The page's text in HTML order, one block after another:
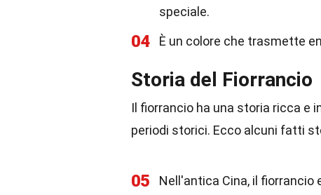
speciale.
04 È un colore che trasmette
Storia del Fiorrancio
Il fiorrancio ha una storia ricca e
periodi storici. Ecco alcuni fatti
05 Nell'antica Cina, il fiorrancio